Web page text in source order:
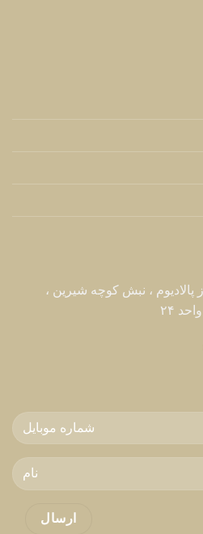
پالادیوم ، نبش کوچه شیرین ،